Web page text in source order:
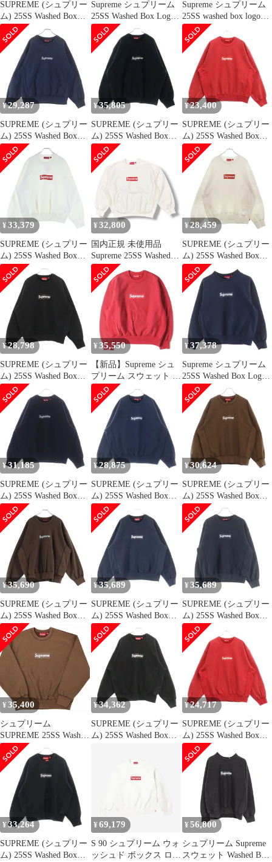
SUPREME (シュプリー
ム) 25SS Washed Box
Logo Crewneck ウォッ
シュド ボックスロゴ ク
ルーネック スウェット
トレーナー ブラック
Supreme シュプリーム
25SS Washed Box Logo
Crewneck ウォッシュド
ボックスロゴ クルーネ
ック スウェット トレー
ナー【美品】【中古】
Supreme シュプリーム
25SS washed box logo
crewneck ウォッシュ加
工 ボックスロゴ クルー
ネック スウェット ブラ
ック系 XXL【美品】
【中古】
¥29,287
SUPREME (シュプリー
ム) 25SS Washed Box
Logo Crewneck ウォッ
シュド加工 ボックスロ
ゴ クルーネック スウェ
ットトレーナー ネイビ
¥35,805
SUPREME (シュプリー
ム) 25SS Washed Box
Logo Crewneck ウォッ
シュド ボックスロゴク
ルーネックスウェット
トレーナー ブラック
¥23,400
SUPREME (シュプリー
ム) 25SS Washed Box
Logo Crewneck ウォッ
シュ加工 ボックスロゴ
クルーネック トレーナ
ー レッド
¥33,379
SUPREME (シュプリー
ム) 25SS Washed Box
Logo Crewneck ウォッ
シュド加工 ボックスロ
ゴ クルーネックスウェ
ットトレーナー ホワイ
¥ 32,800
国内正規 未使用品
Supreme 25SS Washed
Box Logo Crewneck ウ
ォッシュドボックスロ
ゴクルーネックスウェ
ット トレーナー シュプ
リーム ホワイト M
¥28,459
SUPREME (シュプリー
ム) 25SS Washed Box
Logo Crewneck ウォッ
シュ加工 ボックスロゴ
クルーネック トレーナ
ー ホワイト
¥28,798
SUPREME (シュプリー
ム) 25SS Washed Box
Logo Crewneck ウォッ
シュ ボックスロゴ クル
ーネックスウェットト
レーナー ブラック
¥ 35,550
【新品】Supreme シュ
プリーム スウェット レ
ッド サイズ:S | 25SS ウ
ォッシュ加工 ボックス
ロゴ スウェットシャツ
(washed Box Logo
Crewneck) | トップス ト
レーナー クルーネック
【メンズ】
¥37,378
Supreme シュプリーム
25SS Washed Box Logo
Crewneck ウォッシュド
ボックスロゴ クルーネ
ック ヴィンテージ加工
スウェット ネイビー系
M【中古】
¥31,185
SUPREME (シュプリー
ム) 25SS Washed Box
Logo Crewneck ウォッ
シュ加工 ボックスロゴ
クルーネック トレーナ
ー ブラック
¥28,875
SUPREME (シュプリー
ム) 25SS Washed Box
Logo Crewneck ウォッ
シュ加工 ボックスロゴ
クルーネック トレーナ
ー ネイビー
¥30,624
SUPREME (シュプリー
ム) 25SS Washed Box
Logo Crewneck ウォッ
シュド ボックスロゴ ス
ウェット トレーナー ブ
ラウン
¥35,690
SUPREME (シュプリー
ム) 25SS Washed Box
Logo Crewneck ウォッ
シュド加工 ボックスロ
ゴ クルーネックスウェ
ットトレーナー ブラウ
¥35,689
SUPREME (シュプリー
ム) 25SS Washed Box
Logo Crewneck ウォッ
シュド加工 ボックスロ
ゴ クルーネックスウェ
ットトレーナー ブラッ
¥ 35,689
SUPREME (シュプリー
ム) 25SS Washed Box
Logo Crewneck ウォッ
シュド ボックス ロゴ
クルーネックスウェッ
トトレーナー ブラック
¥ 35,400
シュプリーム
SUPREME 25SS Washed
Box Logo Crewneck ク
ルーネックスウェット
トレーナー プリント ボ
ックスロゴ ウォッシュ
ド加工 M ブラウン
¥34,362
SUPREME (シュプリー
ム) 25SS Washed Box
シュ加工 ボックスロゴ
クルーネック トレーナ
ー ブラック
¥24,717
SUPREME (シュプリー
ム) 25SS Washed Box
Logo Crewneck ウォッ
シュ加工 ボックスロゴ
クルーネック トレーナ
ー レッド
¥ 33,264
SUPREME (シュプリー
ム) 25SS Washed Box
¥69,179
S 90 シュプリーム ウォ
ッシュド ボックス ロゴ
¥ 56,800
シュプリーム Supreme
スウェット Washed Box